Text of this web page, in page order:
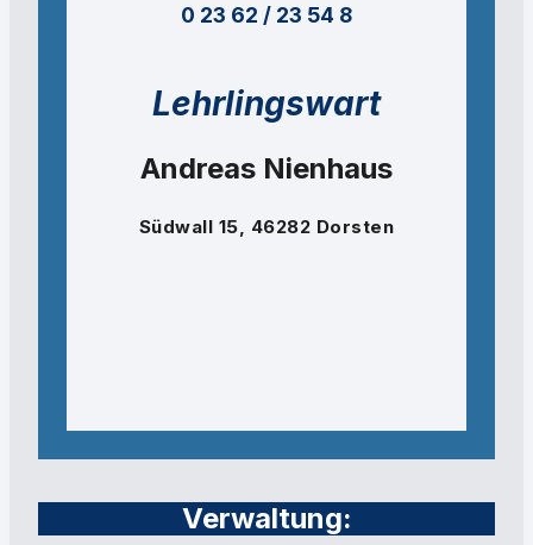
0 23 62 / 23 54 8
Lehrlingswart
Andreas Nienhaus
Südwall 15, 46282 Dorsten
Verwaltung: